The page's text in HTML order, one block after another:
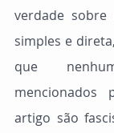
verdade
simples e
que
artigo são